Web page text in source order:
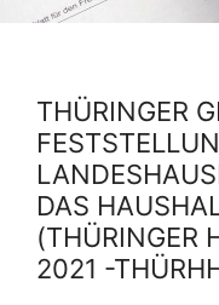
THÜRINGER
DAS
(THÜRINGER
2021 -